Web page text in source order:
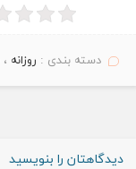
دسته بندی : روزانه ،
دیدگاهتان را بنویسید